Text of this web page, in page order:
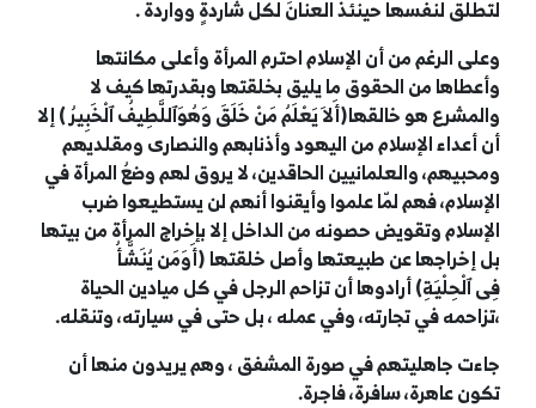
لتطلق لنفسها حينئذ العنانَ لكل شاردةٍ وواردة .
وعلى الرغم من أن الإسلام احترم المرأة وأعلى مكانتها
وأعطاها من الحقوق ما يليق بخلقتها وبقدرتها كيف لا
والمشرع هو خالقها(أَلاَ يَعْلَمُ مَنْ خَلَقَ وَهُوَٱللَّطِيفُٱلْخَبِيرُ ) إلا
أن أعداء الإسلام من اليهود وأذنابهم والنصارى ومقلديهم
ومحبيهم، والعلمانيين الحاقدين، لا يروق لهم وضعُ المرأة في
الإسلام، فهم لمّا علموا وأيقنوا أنهم لن يستطيعوا ضرب
الإسلام وتقويض حصونه من الداخل إلا بإخراج المرأة من بيتها
بل إخراجها عن طبيعتها وأصل خلقتها (أَوَمَن يُنَشَّأُ
فِىٱلْحِلْيَةِ) أرادوها أن تزاحم الرجل في كل ميادين الحياة
،تزاحمه في تجارته، وفي عمله ، بل حتى في سيارته، وتنقله.
جاءت جاهليتهم في صورة المشفق ، وهم يريدون منها أن
تكون عاهرة، سافرة، فاجرة.